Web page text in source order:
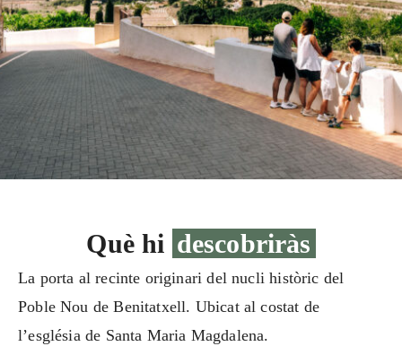
Què hi descobriràs
La porta al recinte originari del nucli històric del
Poble Nou de Benitatxell. Ubicat al costat de
l’església de Santa Maria Magdalena.